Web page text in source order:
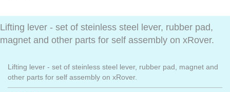
Lifting lever - set of steinless steel lever, rubber pad,
magnet and other parts for self assembly on xRover.
Lifting lever - set of steinless steel lever, rubber pad, magnet and
other parts for self assembly on xRover.